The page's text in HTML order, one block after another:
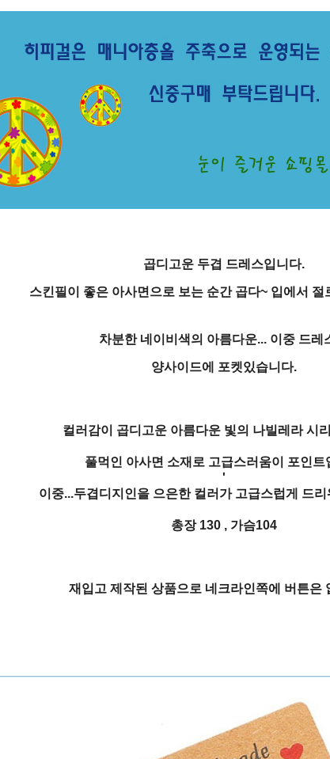
곱디고운 두겹 드레스입니다.
스킨필이 좋은 아사면으로 보는 순간 곱다~ 입에서 절
차분한 네이비색의 아름다운... 이중 드레
양사이드에 포켓있습니다.
컬러감이 곱디고운 아름다운 빛의 나빌레라 시
풀먹인 아사면 소재로 고급스러움이 포인트
'
이중...두겹디지인을 으은한 컬러가 고급스럽게 드
총장 130 , 가슴104
재입고 제작된 상품으로 네크라인쪽에 버튼은